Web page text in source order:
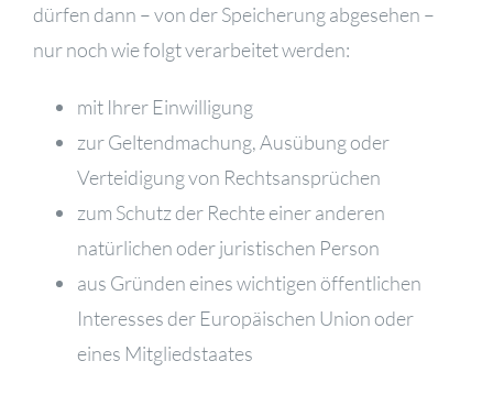
dürfen dann – von der Speicherung abgesehen –
nur noch wie folgt verarbeitet werden:
mit Ihrer Einwilligung
zur Geltendmachung, Ausübung oder
Verteidigung von Rechtsansprüchen
zum Schutz der Rechte einer anderen
natürlichen oder juristischen Person
aus Gründen eines wichtigen öffentlichen
Interesses der Europäischen Union oder
eines Mitgliedstaates